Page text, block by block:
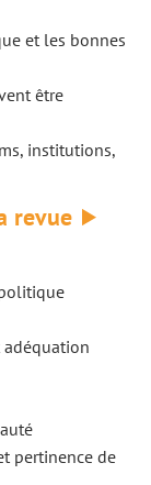
et les bonnes
être
institutions,
revue
pertinence de